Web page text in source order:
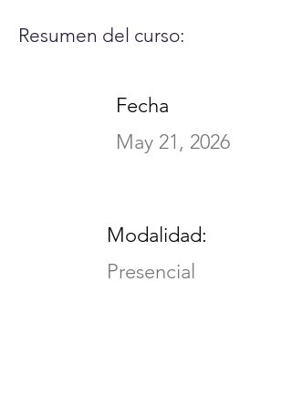
Resumen del curso:
Fecha
May 21, 2026
Modalidad:
Presencial